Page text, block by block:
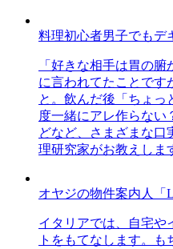
料理初心者男子でもデ
「好きな相手は胃の
に言われてたことです
と。飲んだ後「ちょっ
度一緒にアレ作らない
どなど、さまざまな口
理研究家がお教えしま
オヤジの物件案内人「
イタリアでは、自宅や
トをもてなします。